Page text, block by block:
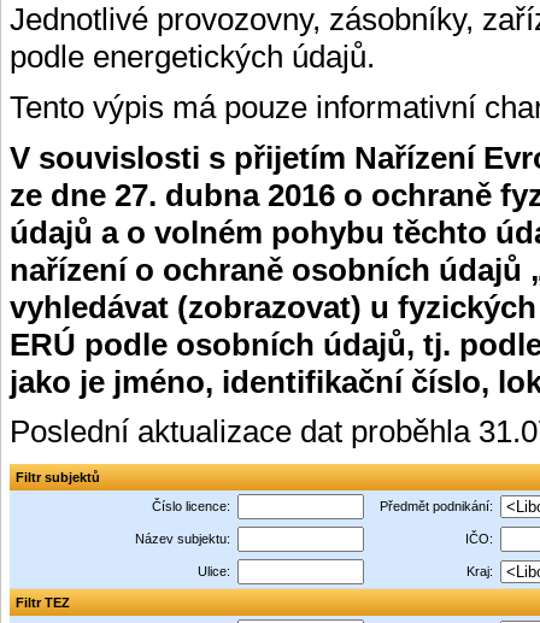
Jednotlivé provozovny, zásobníky,
podle energetických údajů.
Tento výpis má pouze informativní
V souvislosti s přijetím Nařízení
ze dne 27. dubna 2016 o ochraně
údajů a o volném pohybu těchto
nařízení o ochraně osobních údajů
vyhledávat (zobrazovat) u
ERÚ podle osobních údajů, tj.
jako je jméno, identifikační číslo,
Poslední aktualizace dat proběhla
Filtr subjektů
Číslo licence:
Předmět podnikání:
Název subjektu: IČO:
Ulice: Kraj:
Filtr TEZ